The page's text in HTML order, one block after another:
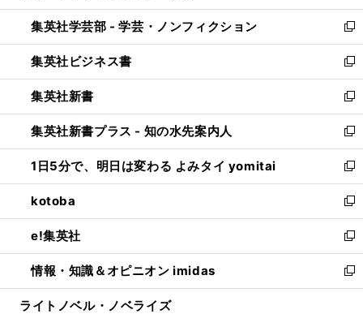
開
く
ウ
で
開
く
ン
ド
ウ
で
開
く
ウ
ィ
ン
ド
ウ
で
開
く
集英社学芸部 - 学芸・ノンフィクション
新
し
い
ウ
ィ
ン
ド
ウ
で
開
く
集英社ビジネス書
新
し
い
ウ
ィ
ン
ド
ウ
で
開
く
集英社新書
新
し
い
ウ
ィ
ン
ド
ウ
で
開
く
集英社新書プラス - 知の水先案内人
新
し
い
ウ
ィ
ン
ド
ウ
で
開
1日5分で、明日は変わる よみタイ yomitai
新
し
い
ウ
ィ
ン
ド
ウ
kotoba
新
し
い
ウ
ィ
ン
e!集英社
新
し
い
ウ
情報・知識＆オピニオン imidas
新
し
ライトノベル・ノベライズ